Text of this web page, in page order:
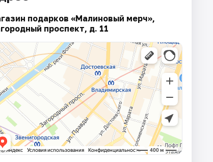
подарков «Малиновый мерч»,
проспект, д. 11